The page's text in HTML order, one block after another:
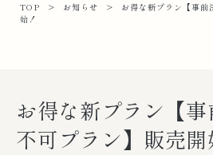
TOP > お知らせ >
お得な新プラン【事前
始！
お得な新プラン【
不可プラン】販売開